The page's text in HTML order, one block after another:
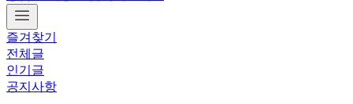
즐겨찾기
전체글
인기글
공지사항